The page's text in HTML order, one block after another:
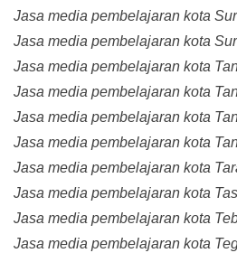
Jasa media pembelajaran kota
Jasa media pembelajaran kota
Jasa media pembelajaran kota
Jasa media pembelajaran kota
Jasa media pembelajaran kota
Jasa media pembelajaran kota
Jasa media pembelajaran kota
Jasa media pembelajaran kota
Jasa media pembelajaran kota
Jasa media pembelajaran kota